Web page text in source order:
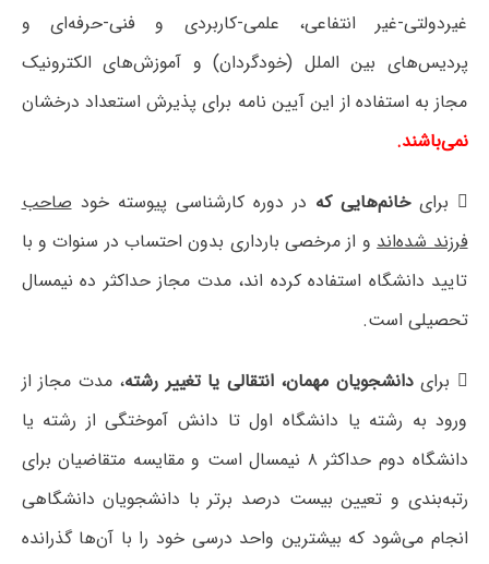
غیردولتی-غیر انتفاعی، علمی-کاربردی و فنی-حرفه‌ای و
پردیس‌های بین الملل (خودگردان) و آموزش‌های الکترونیک
مجاز به استفاده از این آیین نامه برای پذیرش استعداد درخشان
نمی‌باشند.
 برای خانم‌هایی که در دوره کارشناسی پیوسته خودصاحب
فرزند شده‌اندو از مرخصی بارداری بدون احتساب در سنوات و با
تایید دانشگاه استفاده کرده اند، مدت مجاز حداکثر ده نیمسال
تحصیلی است.
 برای دانشجویان مهمان، انتقالی یا تغییر رشته، مدت مجاز از
ورود به رشته یا دانشگاه اول تا دانش آموختگی از رشته یا
دانشگاه دوم حداکثر ۸ نیمسال است و مقایسه متقاضیان برای
رتبه‌بندی و تعیین بیست درصد برتر با دانشجویان دانشگاهی
انجام می‌شود که بیشترین واحد درسی خود را با آن‌ها گذرانده